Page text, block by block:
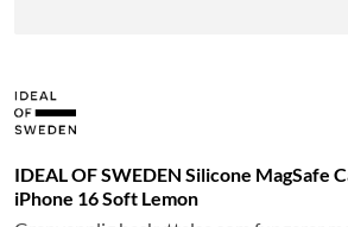
IDEAL OF SWEDEN Silicone MagSafe
iPhone 16 Soft Lemon